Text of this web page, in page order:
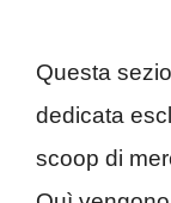
Questa
dedicata
scoop di